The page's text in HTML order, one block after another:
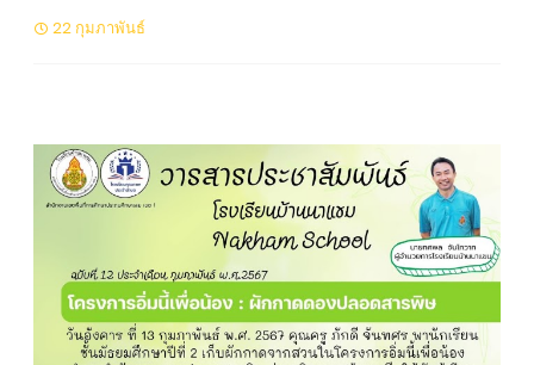
22 กุมภาพันธ์